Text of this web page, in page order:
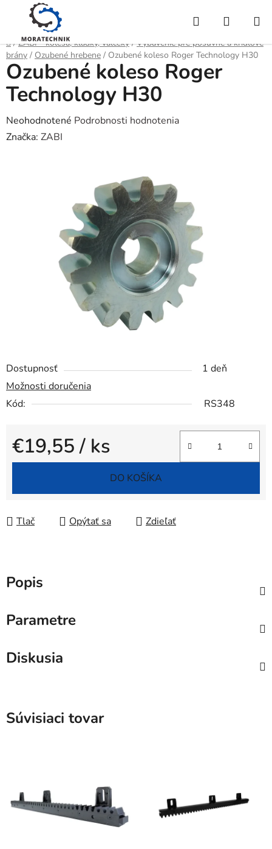
Hľadať
KOŠÍK
Domov
/ ZABI - kolesá, kladky, valčeky / Vybavenie pre posuvné a krídlové
brány / Ozubené hrebene / Ozubené koleso Roger Technology H30
Dostupnosť
1 deň
Možnosti doručenia
Kód:
RS348
€19,55/ ks
Jednotková cena:
DO KOŠÍKA
Tlač Opýtať sa Zdieľať
Ozubené koleso Roger
Technology H30
Priemerné
hodnotenie
Neohodnotené Podrobnosti hodnotenia
Značka: ZABI
Popis
Parametre
Diskusia
Súvisiaci tovar